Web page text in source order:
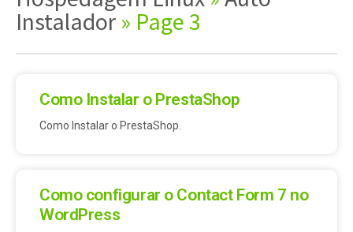
Instalador » Page 3
Como Instalar o PrestaShop
Como Instalar o PrestaShop.
Como configurar o Contact Form 7 no
WordPress